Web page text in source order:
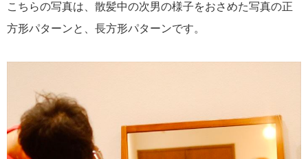
こちらの写真は、散髪中の次男の様子をおさめた写真の正
方形パターンと、長方形パターンです。